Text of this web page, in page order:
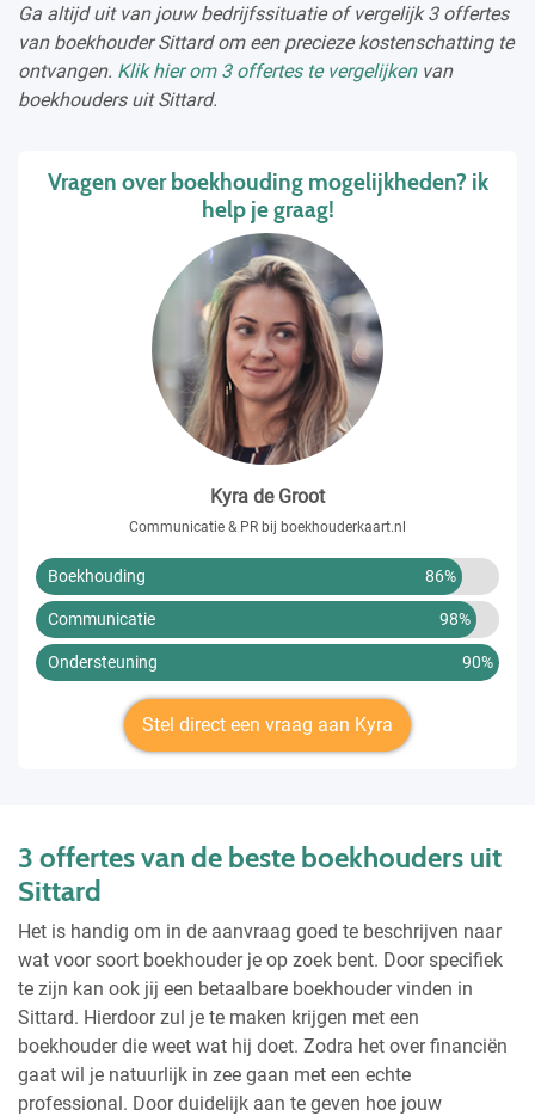
Ga altijd uit van jouw bedrijfssituatie of vergelijk 3 offertes
van boekhouder Sittard om een precieze kostenschatting te
ontvangen. Klik hier om 3 offertes te vergelijkenvan
boekhouders uit Sittard.
Vragen over boekhouding mogelijkheden? ik
help je graag!
Kyra de Groot
Communicatie & PR bij boekhouderkaart.nl
Boekhouding 86%
Communicatie 98%
Ondersteuning 90%
Stel direct een vraag aan Kyra
3 offertes van de beste boekhouders uit
Sittard
Het is handig om in de aanvraag goed te beschrijven naar
wat voor soort boekhouder je op zoek bent. Door specifiek
te zijn kan ook jij een betaalbare boekhouder vinden in
Sittard. Hierdoor zul je te maken krijgen met een
boekhouder die weet wat hij doet. Zodra het over financiën
gaat wil je natuurlijk in zee gaan met een echte
professional. Door duidelijk aan te geven hoe jouw